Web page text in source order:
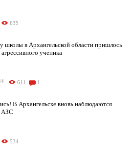
635
школы в Архангельской области пришлось
агрессивного ученика
611 1
В Архангельске вновь наблюдаются
АЗС
534